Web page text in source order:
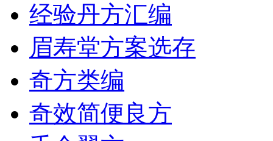
经验丹方汇编
眉寿堂方案选存
奇方类编
奇效简便良方